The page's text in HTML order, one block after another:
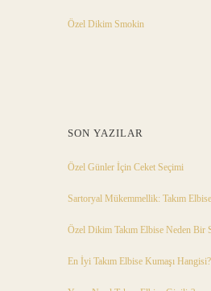
Özel Dikim Smokin
SON YAZILAR
Özel Günler İçin Ceket Seçimi
Sartoryal Mükemmellik: Takım
Özel Dikim Takım Elbise Neden Bir
En İyi Takım Elbise Kumaşı Hangisi?